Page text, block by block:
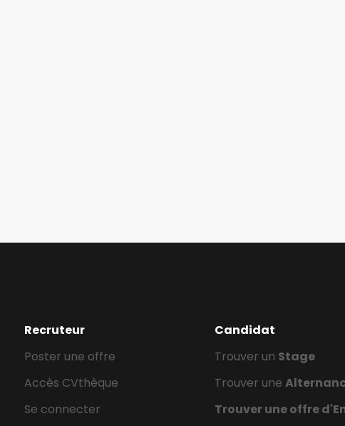
Recruteur
Poster une offre
Accès CVthèque
Se connecter
Candidat
Trouver un Stage
Trouver une
Trouver une offre